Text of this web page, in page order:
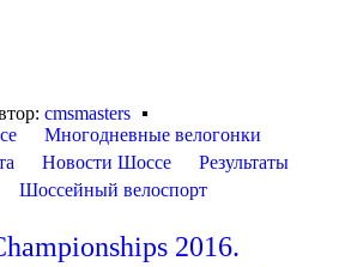
cmsmasters
Многодневные велогонки
Новости Шоссе
Результаты
Шоссейный велоспорт
2016.